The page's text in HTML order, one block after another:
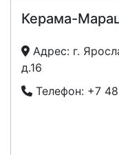
Керама-
Адрес: г.
д.16
Телефон: +7